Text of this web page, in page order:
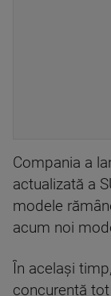
Compania a
actualizată a
modele
acum noi
În același
concurență